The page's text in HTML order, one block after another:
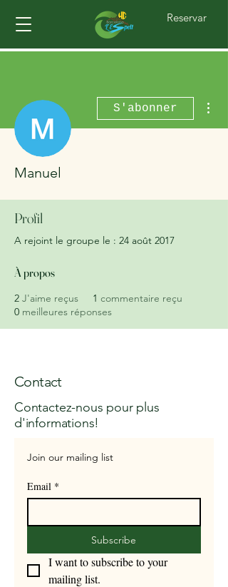
Reservar
S'abonner
Manuel
Profil
A rejoint le groupe le : 24 août 2017
À propos
2 J'aime reçus 1 commentaire reçu
0 meilleures réponses
Contact
Contactez-nous pour plus
d'informations!
Join our mailing list
Email *
Subscribe
I want to subscribe to your
mailing list.